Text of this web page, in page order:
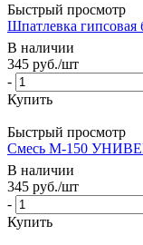
Быстрый просмотр
Шпатлевка гипсовая
В наличии
345 руб./шт
-
Купить
Быстрый просмотр
Смесь М-150
В наличии
345 руб./шт
-
Купить